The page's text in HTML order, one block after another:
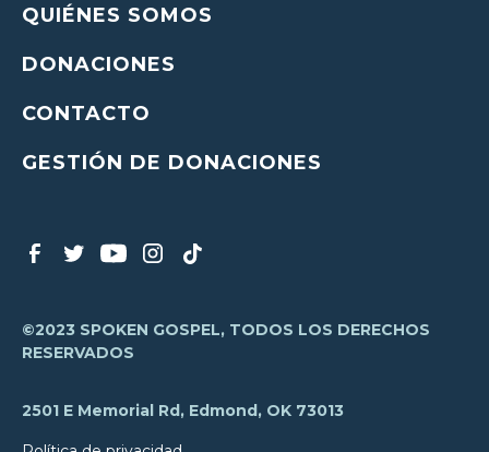
QUIÉNES SOMOS
DONACIONES
CONTACTO
GESTIÓN DE DONACIONES
©2023 SPOKEN GOSPEL, TODOS LOS DERECHOS
RESERVADOS
2501 E Memorial Rd, Edmond, OK 73013